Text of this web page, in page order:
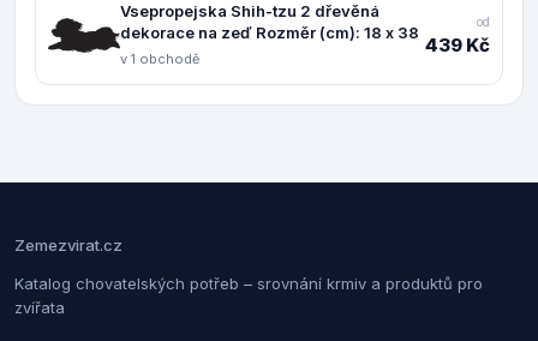
Vsepropejska Shih-tzu 2 dřevěná
dekorace na zeď Rozměr (cm): 18 x 38
v 1 obchodě
od
439 Kč
Zemezvirat.cz
Katalog chovatelských potřeb – srovnání krmiv a produktů pro
zvířata